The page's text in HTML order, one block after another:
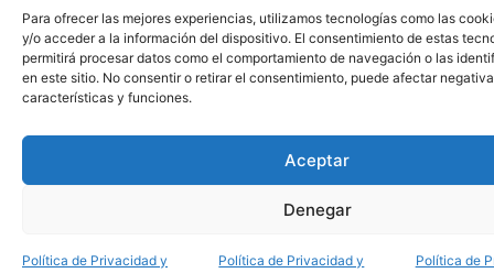
Para ofrecer las mejores experiencias, utilizamos tecnologías como las
y/o acceder a la información del dispositivo. El consentimiento de estas
permitirá procesar datos como el comportamiento de navegación o las
en este sitio. No consentir o retirar el consentimiento, puede afectar
características y funciones.
Aceptar
Denegar
Política de Privacidad y Política de Privacidad y Política de